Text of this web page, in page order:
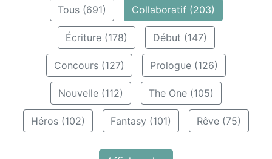
Tous (691) Collaboratif (203)
Écriture (178) Début (147)
Concours (127) Prologue (126)
Nouvelle (112) The One (105)
Héros (102) Fantasy (101) Rêve (75)